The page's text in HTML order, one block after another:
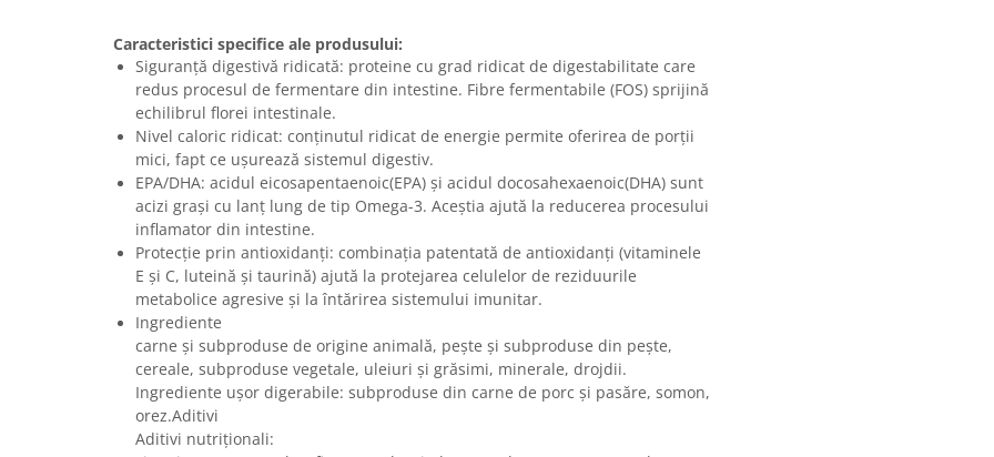
Caracteristici specifice ale produsului:
Siguranță digestivă ridicată: proteine cu grad ridicat de digestabilitate care
redus procesul de fermentare din intestine. Fibre fermentabile (FOS) sprijină
echilibrul florei intestinale.
Nivel caloric ridicat: conținutul ridicat de energie permite oferirea de porții
mici, fapt ce ușurează sistemul digestiv.
EPA/DHA: acidul eicosapentaenoic(EPA) și acidul docosahexaenoic(DHA) sunt
acizi grași cu lanț lung de tip Omega-3. Aceștia ajută la reducerea procesului
inflamator din intestine.
Protecție prin antioxidanți: combinația patentată de antioxidanți (vitaminele
E și C, luteină și taurină) ajută la protejarea celulelor de reziduurile
metabolice agresive și la întărirea sistemului imunitar.
Ingrediente
carne și subproduse de origine animală, pește și subproduse din pește,
cereale, subproduse vegetale, uleiuri și grăsimi, minerale, drojdii.
Ingrediente ușor digerabile: subproduse din carne de porc și pasăre, somon,
orez.Aditivi
Aditivi nutriționali: